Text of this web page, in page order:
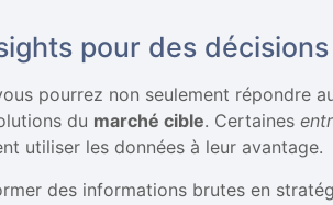
pour des
pourrez non seulement répondre
du marché cible. Certaines
utiliser les données à leur avantage.
des informations brutes en